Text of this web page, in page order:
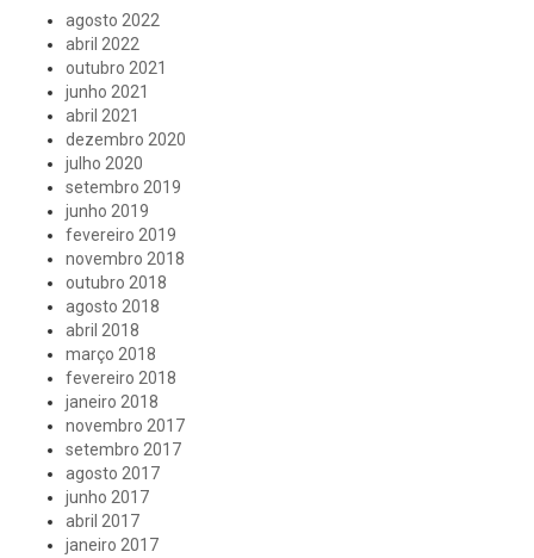
agosto 2022
abril 2022
outubro 2021
junho 2021
abril 2021
dezembro 2020
julho 2020
setembro 2019
junho 2019
fevereiro 2019
novembro 2018
outubro 2018
agosto 2018
abril 2018
março 2018
fevereiro 2018
janeiro 2018
novembro 2017
setembro 2017
agosto 2017
junho 2017
abril 2017
janeiro 2017